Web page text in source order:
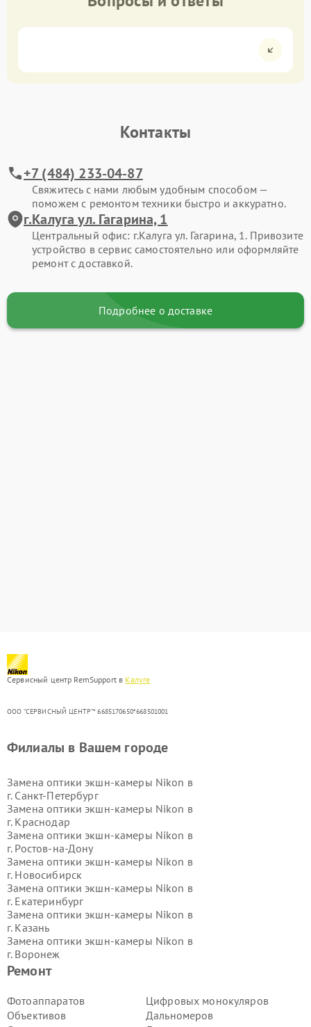
Контакты
+7 (484) 233-04-87
Свяжитесь с нами любым удобным способом —
поможем с ремонтом техники быстро и аккуратно.
г.Калуга ул. Гагарина, 1
Центральный офис: г.Калуга ул. Гагарина, 1. Привозите
устройство в сервис самостоятельно или оформляйте
ремонт с доставкой.
Подробнее о доставке
Сервисный центр RemSupport в Калуге
ООО "СЕРВИСНЫЙ ЦЕНТР"* 6685170650*668501001
Ремонт
Фотоаппаратов
Объективов
Цифровых монокуляров
Дальномеров
Филиалы в Вашем городе
Замена оптики экшн-камеры Nikon в
г. Санкт-Петербург
Замена оптики экшн-камеры Nikon в
г. Краснодар
Замена оптики экшн-камеры Nikon в
г. Ростов-на-Дону
Замена оптики экшн-камеры Nikon в
г. Новосибирск
Замена оптики экшн-камеры Nikon в
г. Екатеринбург
Замена оптики экшн-камеры Nikon в
г. Казань
Замена оптики экшн-камеры Nikon в
г. Воронеж
Замена оптики экшн-камеры Nikon в
Замена оптики экшн-камеры Nikon в
г.Самара
Замена оптики экшн-камеры Nikon в